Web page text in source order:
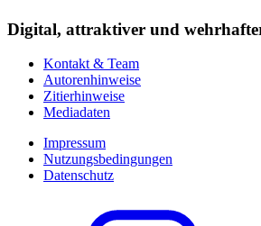
Digital, attraktiver und
Kontakt & Team
Autorenhinweise
Zitierhinweise
Mediadaten
Impressum
Nutzungsbedingungen
Datenschutz